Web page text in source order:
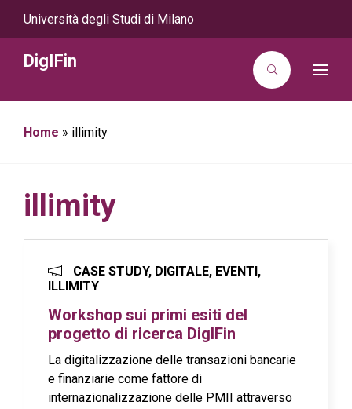
Università degli Studi di Milano
DigIFin
T
o
Home » illimity
illimity
CASE STUDY, DIGITALE, EVENTI,
ILLIMITY
Workshop sui primi esiti del
progetto di ricerca DigIFin
La digitalizzazione delle transazioni bancarie
e finanziarie come fattore di
internazionalizzazione delle PMII attraverso